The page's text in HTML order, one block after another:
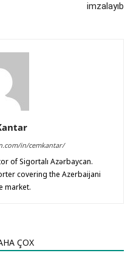
imzalayıb
in/cemkantar/
of Sigortalı Azərbaycan.
covering the Azerbaijani
market.
ÇOX